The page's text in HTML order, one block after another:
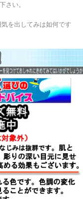
下さい。
を出してみは如何です